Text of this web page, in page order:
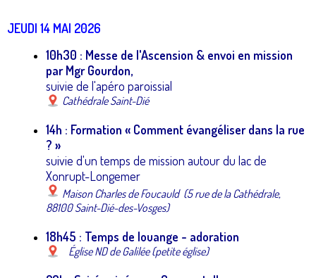
JEUDI 14 MAI 2026
10h30 : Messe de l'Ascension & envoi en mission
par Mgr Gourdon,
suivie de l'apéro paroissial
Cathédrale Saint-Dié
14h : Formation « Comment évangéliser dans la rue
? »
suivie d'un temps de mission autour du lac de
Xonrupt-Longemer
Maison Charles de Foucauld (5 rue de la Cathédrale,
88100 Saint-Dié-des-Vosges)
18h45 : Temps de louange - adoration
Église ND de Galilée (petite église)